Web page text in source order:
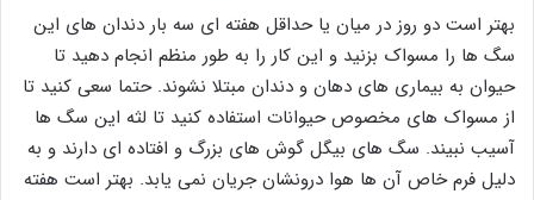
بهتر است دو روز در میان یا حداقل هفته ای سه بار دندان های این
سگ ها را مسواک بزنید و این کار را به طور منظم انجام دهید تا
حیوان به بیماری های دهان و دندان مبتلا نشوند. حتما سعی کنید تا
از مسواک های مخصوص حیوانات استفاده کنید تا لثه این سگ ها
آسیب نبیند. سگ های بیگل گوش های بزرگ و افتاده ای دارند و به
دلیل فرم خاص آن ها هوا درونشان جریان نمی یابد. بهتر است هفته